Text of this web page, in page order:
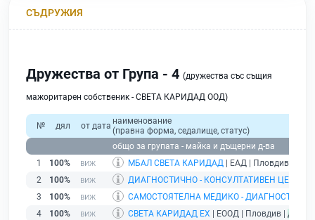
СЪДРУЖИЯ
Дружества от Група - 4 (дружества със същия
мажоритарен собственик - СВЕТА КАРИДАД ООД)
№ дял от дата наименование
(правна форма, седалище, статус)
общо за групата - майка и дъщерни д-ва
1
100% МБАЛ СВЕТА КАРИДАД | ЕАД | Пловдив |
2
100%
ДИАГНОСТИЧНО - КОНСУЛТАТИВЕН
3
100%
САМОСТОЯТЕЛНА МЕДИКО -
4
100% СВЕТА КАРИДАД ЕХ | ЕООД | Пловдив |